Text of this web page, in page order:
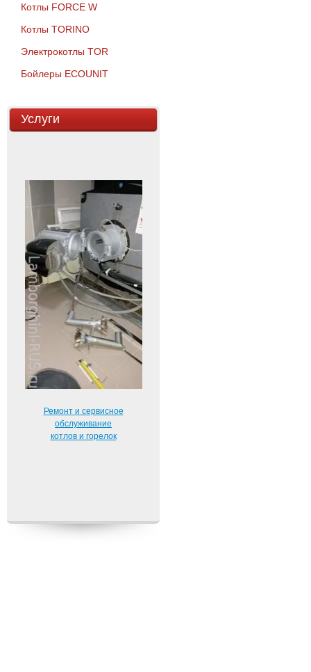
Котлы FORCE W
Котлы TORINO
Электрокотлы TOR
Бойлеры ECOUNIT
Услуги
Ремонт и сервисное
обслуживание
котлов и горелок